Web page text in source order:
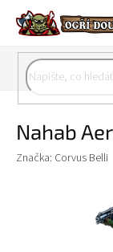
obsah
Nahab
Značka: Corvus Belli